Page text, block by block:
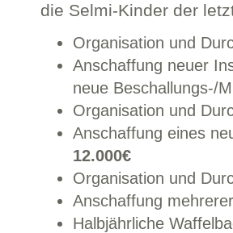
die Selmi-Kinder der
Organisation und
Anschaffung neuer
neue Beschallungs-/
Organisation und
Anschaffung eines
12.000€
Organisation und
Anschaffung
Halbjährliche